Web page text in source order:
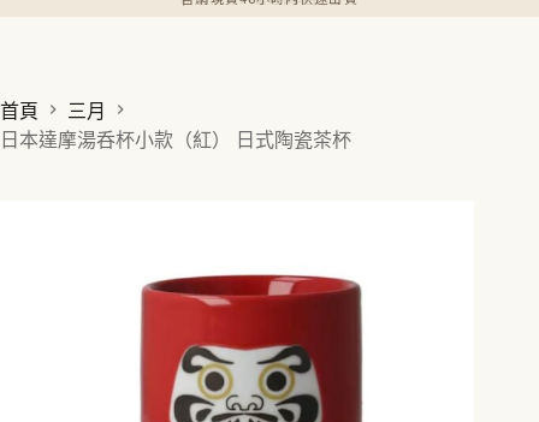
首頁
三月
日本達摩湯呑杯小款（紅） 日式陶瓷茶杯